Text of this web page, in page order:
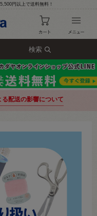
円以上で送料無料！
検索
る配送の影響について